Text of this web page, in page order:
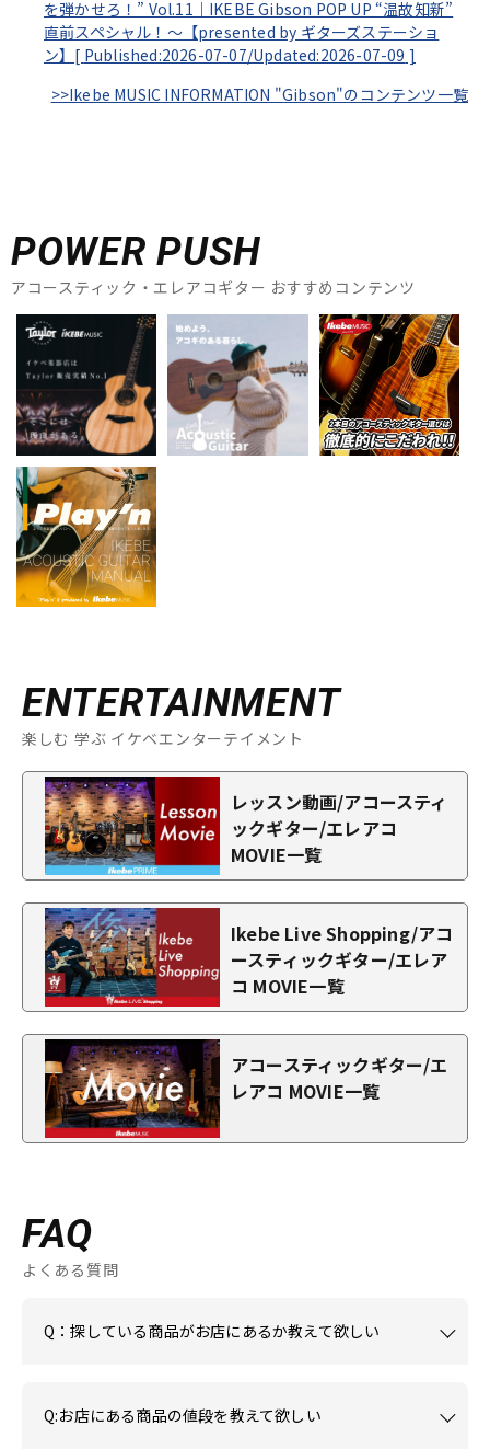
を弾かせろ！” Vol.11｜IKEBE Gibson POP UP “温故知新”
直前スペシャル！～【presented by ギターズステーショ
ン】[ Published:2026-07-07/Updated:2026-07-09 ]
>>Ikebe MUSIC INFORMATION "Gibson"のコンテンツ一覧
POWER PUSH
アコースティック・エレアコギター おすすめコンテンツ
ENTERTAINMENT
楽しむ 学ぶ イケベエンターテイメント
レッスン動画/アコースティ
ックギター/エレアコ
MOVIE一覧
Ikebe Live Shopping/アコ
ースティックギター/エレア
コ MOVIE一覧
アコースティックギター/エ
レアコ MOVIE一覧
FAQ
よくある質問
Q：探している商品がお店にあるか教えて欲しい
Q:お店にある商品の値段を教えて欲しい